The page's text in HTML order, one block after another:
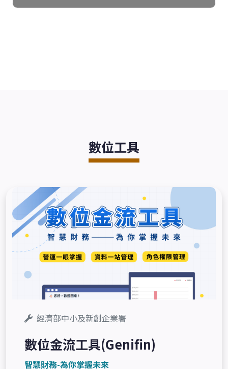
數位工具
經濟部中小及新創企業署
數位金流工具(Genifin)
智慧財務-為你掌握未來